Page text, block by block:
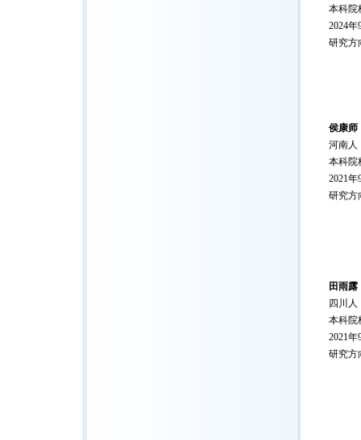
本科院
2024
研究方
侯康师
河南人
本科院
2021
研究方
田雨露
四川人
本科院
2021
研究方